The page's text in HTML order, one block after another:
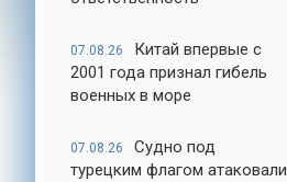
07.08.26
Китай впервые с
2001 года признал гибель
военных в море
07.08.26
Судно под
турецким флагом атаковали